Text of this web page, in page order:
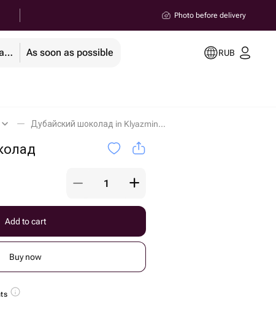
Photo before delivery
Klyazminskoe Reservoir Boarding House As soon as possible RUB
Дубайский шоколад in Klyazminskoe Reservoir Boarding House
Add to cart
Buy now